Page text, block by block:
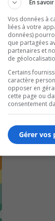
du Collège
En
Vos données à
liées à votre
données)
que partagées
partenaires et
de
Certains
caractère
opposer en
cette page ou
consentement
Gérer vos